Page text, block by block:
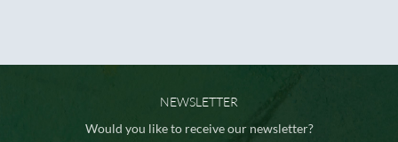
NEWSLETTER
Would you like to receive our newsletter?